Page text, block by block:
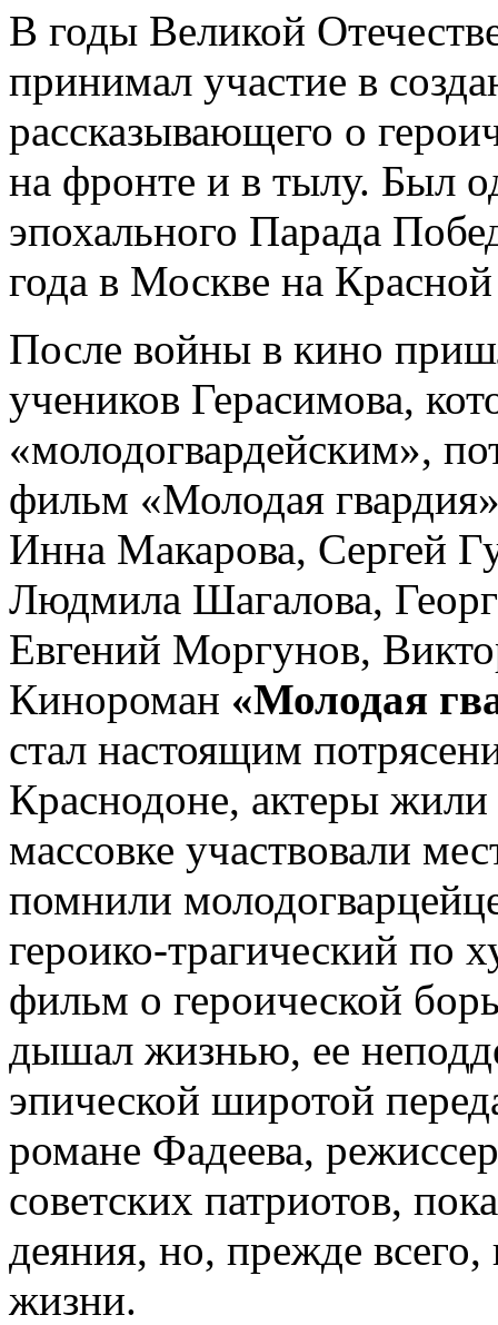
В годы Великой
принимал участие в
рассказывающего о
на фронте и в тылу. Был
эпохального Парада
года в Москве на
После войны в кино
учеников Герасимова,
«молодогвардейским»,
фильм «Молодая
Инна Макарова, Сергей
Людмила Шагалова,
Евгений Моргунов,
Кинороман «Молодая
стал настоящим
Краснодоне, актеры жили
массовке участвовали
помнили
героико-трагический по
фильм о героической
дышал жизнью, ее
эпической широтой
романе Фадеева,
советских патриотов,
деяния, но, прежде всего,
жизни.